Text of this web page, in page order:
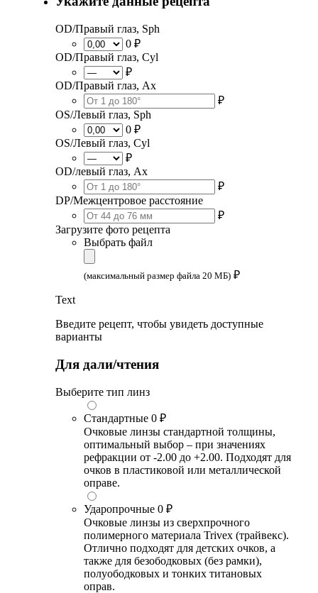
OD/Правый глаз, Sph
0 ₽
OD/Правый глаз, Cyl
₽
OD/Правый глаз, Ax
₽
OS/Левый глаз, Sph
0 ₽
OS/Левый глаз, Cyl
₽
OD/левый глаз, Ax
₽
DP/Межцентровое расстояние
₽
Загрузите фото рецепта
Выбрать файл
(максимальный размер файла 20 МБ) ₽
Text
Введите рецепт, чтобы увидеть доступные
варианты
Для дали/чтения
Выберите тип линз
Стандартные 0 ₽
Очковые линзы стандартной толщины,
оптимальный выбор – при значениях
рефракции от -2.00 до +2.00. Подходят для
очков в пластиковой или металлической
оправе.
Ударопрочные 0 ₽
Очковые линзы из сверхпрочного
полимерного материала Trivex (трайвекс).
Отлично подходят для детских очков, а
также для безободковых (без рамки),
полуободковых и тонких титановых
оправ.